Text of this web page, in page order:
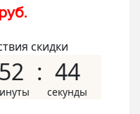
скидки
52 43